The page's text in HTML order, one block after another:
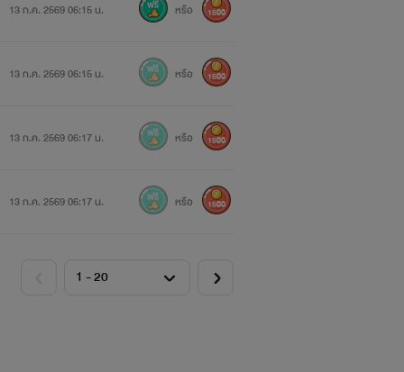
13 ก.ค. 2569 06:15 น. หรือ 1500
13 ก.ค. 2569 06:15 น. หรือ 1500
13 ก.ค. 2569 06:17 น. หรือ 1500
13 ก.ค. 2569 06:17 น. หรือ 1500